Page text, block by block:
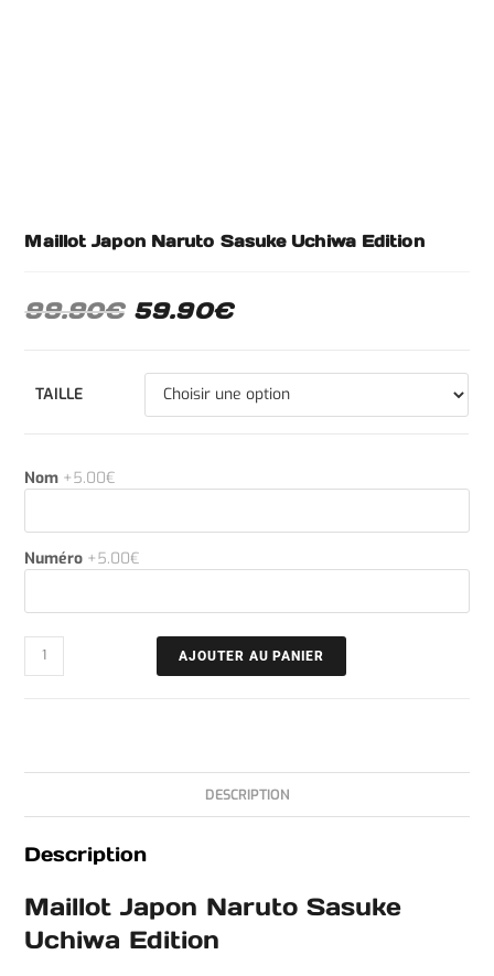
Maillot Japon Naruto Sasuke Uchiwa Edition
99.90€ 59.90€
TAILLE
Nom +5.00€
Numéro +5.00€
AJOUTER AU PANIER
DESCRIPTION
Description
Maillot Japon Naruto Sasuke
Uchiwa Edition